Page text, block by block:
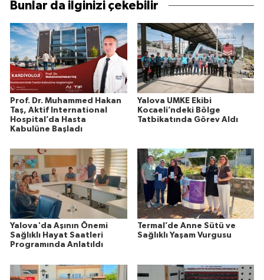
Bunlar da ilginizi çekebilir
Prof. Dr. Muhammed Hakan
Taş, Aktif International
Hospital’da Hasta
Kabulüne Başladı
Yalova UMKE Ekibi
Kocaeli’ndeki Bölge
Tatbikatında Görev Aldı
Yalova'da Aşının Önemi
Sağlıklı Hayat Saatleri
Programında Anlatıldı
Termal’de Anne Sütü ve
Sağlıklı Yaşam Vurgusu